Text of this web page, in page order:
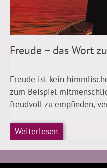
Freude – das Wort
Freude ist kein
zum Beispiel
freudvoll zu empfinden,
Weiterlesen